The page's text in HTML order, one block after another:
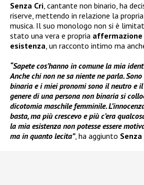
Senza Cri, cantante non binario, ha
riserve, mettendo in relazione la
musica. Il suo monologo non si è
stato una vera e propria
esistenza, un racconto intimo ma
“Sapete cos’hanno in comune la mia
Anche chi non ne sa niente ne parla.
binaria e i miei pronomi sono il neutro e il
genere di una persona non binaria si
dicotomia maschile femminile.
basta, ma più crescevo e più c’era
la mia esistenza non potesse essere
ma in quanto lecita”, ha aggiunto Senza